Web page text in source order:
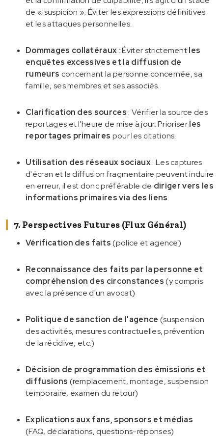
de « suspicion ». Éviter les expressions définitives
et les attaques personnelles.
Dommages collatéraux : Éviter strictementles
enquêtes excessives et la diffusion de
rumeurs concernant la personne concernée, sa
famille, ses membres et ses associés.
Clarification des sources : Vérifier la source des
reportages et l'heure de mise à jour. Prioriserles
reportages primaires pour les citations.
Utilisation des réseaux sociaux: Les captures
d'écran et la diffusion fragmentaire peuvent induire
en erreur, il est donc préférable de diriger vers les
informations primaires via des liens.
7. Perspectives Futures (flux Général)
Vérification des faits(police et agence)
Reconnaissance des faits par la personne et
compréhension des circonstances(y compris
avec la présence d'un avocat)
Politique de sanction de l'agence (suspension
des activités, mesures contractuelles, prévention
de la récidive, etc.)
Décision de programmation des émissions et
diffusions (remplacement, montage, suspension
temporaire, examen du retour)
Explications aux fans, sponsors et médias
(FAQ, déclarations, questions-réponses)